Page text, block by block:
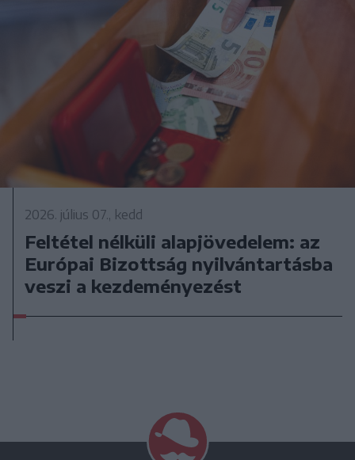
2026. július 07., kedd
Feltétel nélküli alapjövedelem: az
Európai Bizottság nyilvántartásba
veszi a kezdeményezést